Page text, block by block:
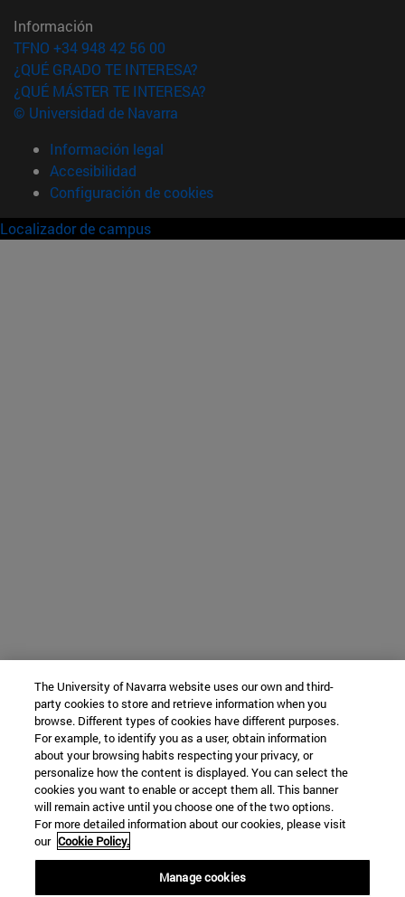
Información
TFNO +34 948 42 56 00
¿QUÉ GRADO TE INTERESA?
¿QUÉ MÁSTER TE INTERESA?
© Universidad de Navarra
Información legal
Accesibilidad
Configuración de cookies
Localizador de campus
The University of Navarra website uses our own and third-
party cookies to store and retrieve information when you
browse. Different types of cookies have different purposes.
For example, to identify you as a user, obtain information
about your browsing habits respecting your privacy, or
personalize how the content is displayed. You can select the
cookies you want to enable or accept them all. This banner
will remain active until you choose one of the two options.
For more detailed information about our cookies, please visit
our Cookie Policy.
Manage cookies